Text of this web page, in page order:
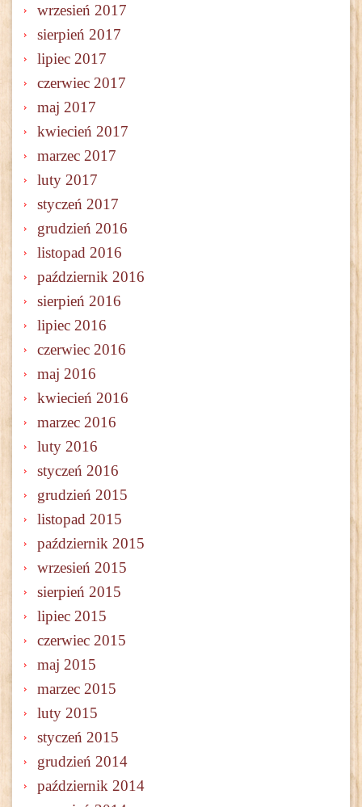
wrzesień 2017
sierpień 2017
lipiec 2017
czerwiec 2017
maj 2017
kwiecień 2017
marzec 2017
luty 2017
styczeń 2017
grudzień 2016
listopad 2016
październik 2016
sierpień 2016
lipiec 2016
czerwiec 2016
maj 2016
kwiecień 2016
marzec 2016
luty 2016
styczeń 2016
grudzień 2015
listopad 2015
październik 2015
wrzesień 2015
sierpień 2015
lipiec 2015
czerwiec 2015
maj 2015
marzec 2015
luty 2015
styczeń 2015
grudzień 2014
październik 2014